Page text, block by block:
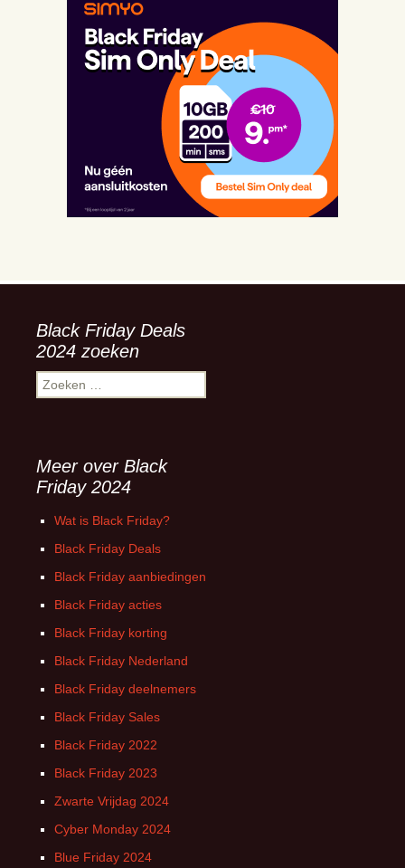
Black Friday Deals
2024 zoeken
Zoeken
naar:
Meer over Black
Friday 2024
Wat is Black Friday?
Black Friday Deals
Black Friday aanbiedingen
Black Friday acties
Black Friday korting
Black Friday Nederland
Black Friday deelnemers
Black Friday Sales
Black Friday 2022
Black Friday 2023
Zwarte Vrijdag 2024
Cyber Monday 2024
Blue Friday 2024